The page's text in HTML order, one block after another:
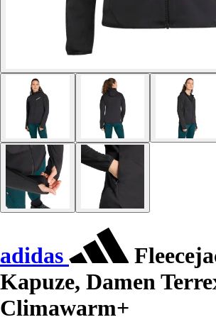
adidas
Kapuze, Damen
Climawarm+